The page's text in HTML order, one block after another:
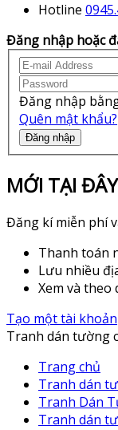
Hotline
Đăng nhập hoặc
Đăng nhập
Quên mật khẩu?
Đăng nhập
MỚI TẠI
Đăng kí miễn phí
Thanh toán
Lưu nhiều
Xem và
Tạo một tài khoản
Tranh dán tường
Trang chủ
Tranh dán
Tranh Dán
Tranh dán